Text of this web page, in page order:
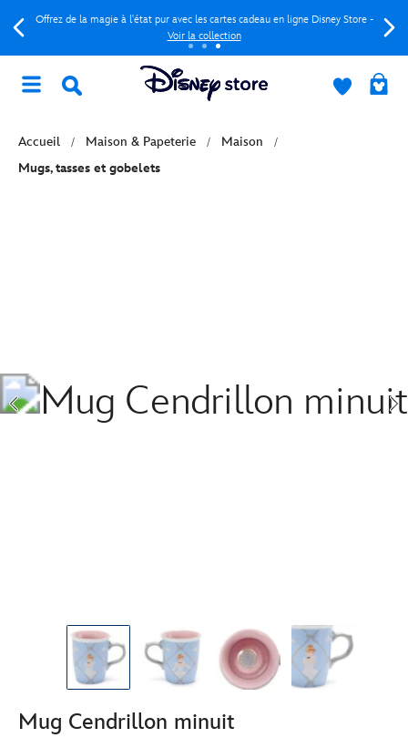
Offrez de la magie à l'état pur avec les cartes cadeau en ligne Disney Store -
Voir la collection
Accueil Maison & Papeterie
Maison
Mugs, tasses et gobelets
Mug Cendrillon minuit